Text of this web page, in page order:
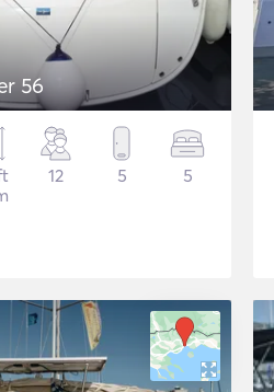
56
12 5 5